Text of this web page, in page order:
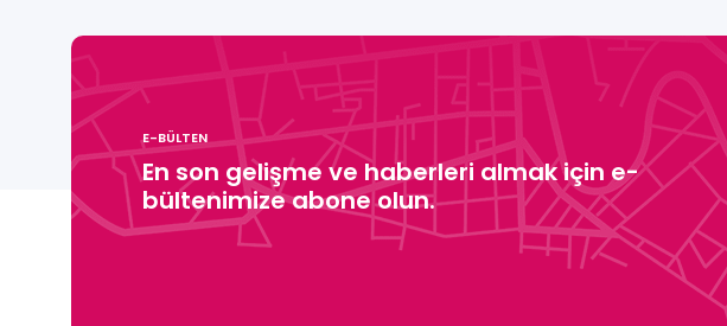
E-BÜLTEN
En son gelişme ve haberleri almak için e-
bültenimize abone olun.